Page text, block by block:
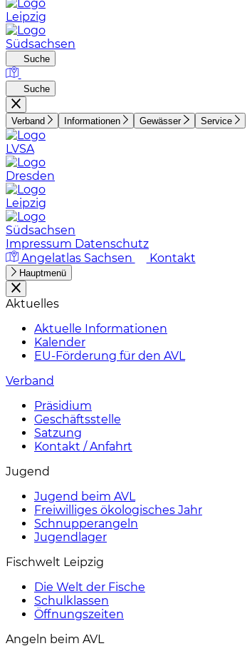
Leipzig
Südsachsen
Suche
Suche
Verband Informationen Gewässer Service
LVSA
Dresden
Leipzig
Südsachsen
Impressum Datenschutz
Angelatlas Sachsen
Kontakt
Hauptmenü
Aktuelles
Aktuelle Informationen
Kalender
EU-Förderung für den AVL
Verband
Präsidium
Geschäftsstelle
Satzung
Kontakt / Anfahrt
Jugend
Jugend beim AVL
Freiwilliges ökologisches Jahr
Schnupperangeln
Jugendlager
Fischwelt Leipzig
Die Welt der Fische
Schulklassen
Öffnungszeiten
Angeln beim AVL